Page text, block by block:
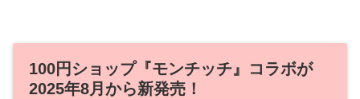
100円ショップ『モンチッチ』コラボが
2025年8月から新発売！